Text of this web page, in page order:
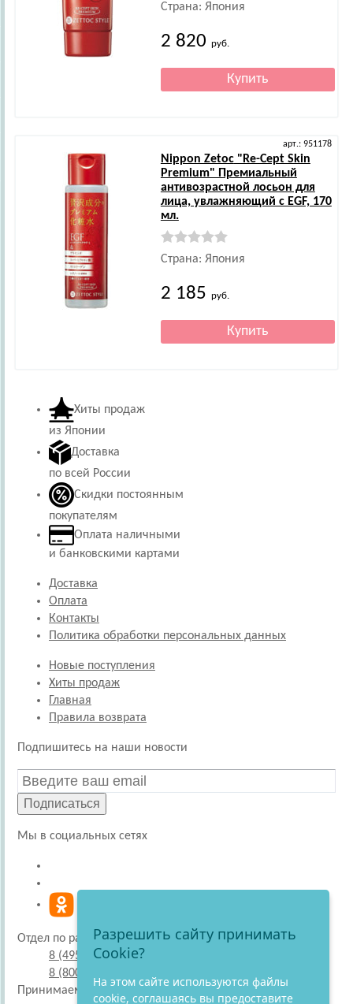
Страна: Япония
2 820 руб.
арт.: 951178
Nippon Zetoc"Re-Cept Skin
Premium" Премиальный
антивозрастной лосьон для
лица, увлажняющий с EGF, 170
мл.
Страна: Япония
2 185 руб.
Хиты продаж
из Японии
Доставка
по всей России
Скидки постоянным
покупателям
Оплата наличными
и банковскими картами
Доставка
Оплата
Контакты
Политика обработки персональных данных
Новые поступления
Хиты продаж
Главная
Правила возврата
Подпишитесь на наши новости
Подписаться
Мы в социальных сетях
Отдел по работе с покупателями
8 (495) 220-51-30
8 (800) 707-27-19
Принимаем к оплате
Разрешить сайту принимать
Cookie?
На этом сайте используются файлы
cookie, соглашаясь вы предоставите